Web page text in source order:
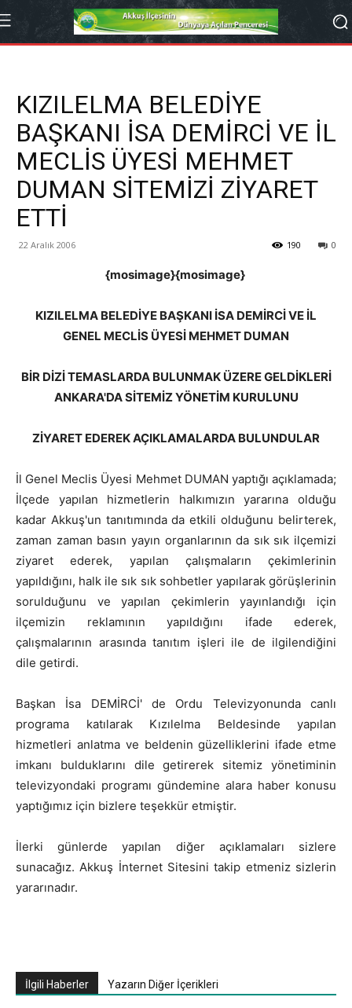
KIZILELMA BELEDİYE
BAŞKANI İSA DEMİRCİ VE İL
MECLİS ÜYESİ MEHMET
DUMAN SİTEMİZİ ZİYARET
ETTİ
22 Aralık 2006 0
190
{mosimage}{mosimage}
KIZILELMA BELEDİYE BAŞKANI İSA DEMİRCİ VE İL
GENEL MECLİS ÜYESİ MEHMET DUMAN
BİR DİZİ TEMASLARDA BULUNMAK ÜZERE GELDİKLERİ
ANKARA'DA SİTEMİZ YÖNETİM KURULUNU
ZİYARET EDEREK AÇIKLAMALARDA BULUNDULAR
İl Genel Meclis Üyesi Mehmet DUMAN yaptığı açıklamada;
İlçede yapılan hizmetlerin halkımızın yararına olduğu
kadar Akkuş'un tanıtımında da etkili olduğunu belirterek,
zaman zaman basın yayın organlarının da sık sık ilçemizi
ziyaret ederek, yapılan çalışmaların çekimlerinin
yapıldığını, halk ile sık sık sohbetler yapılarak görüşlerinin
sorulduğunu ve yapılan çekimlerin yayınlandığı için
ilçemizin reklamının yapıldığını ifade ederek,
çalışmalarının arasında tanıtım işleri ile de ilgilendiğini
dile getirdi.
Başkan İsa DEMİRCİ' de Ordu Televizyonunda canlı
programa katılarak Kızılelma Beldesinde yapılan
hizmetleri anlatma ve beldenin güzelliklerini ifade etme
imkanı bulduklarını dile getirerek sitemiz yönetiminin
televizyondaki programı gündemine alara haber konusu
yaptığımız için bizlere teşekkür etmiştir.
İlerki günlerde yapılan diğer açıklamaları sizlere
sunacağız. Akkuş İnternet Sitesini takip etmeniz sizlerin
yararınadır.
İlgili Haberler Yazarın Diğer İçerikleri